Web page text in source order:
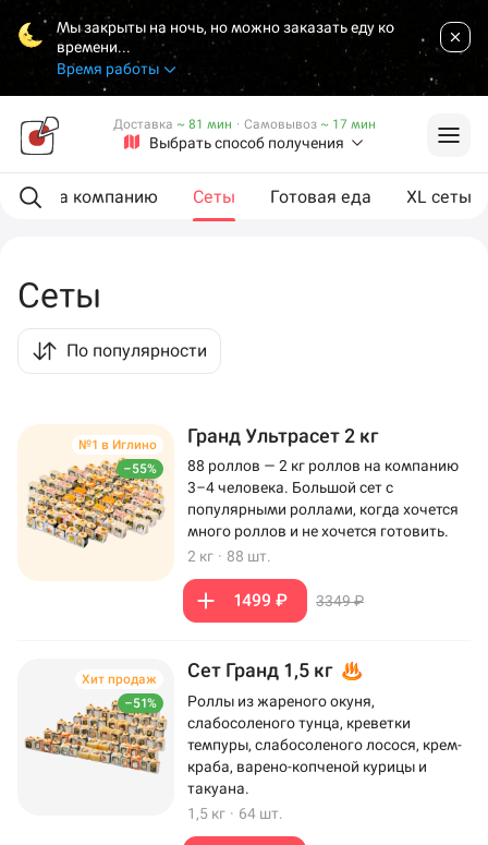
Мы закрыты на ночь, но можно заказать еду ко
времени...
Время работы
Выбрать способ получения
Доставка ~ 81 мин · Самовывоз ~ 17 мин
На компанию Сеты Готовая еда XL сеты
Сеты
По популярности
–55%
№1 в Иглино Гранд Ультрасет 2 кг
88 роллов — 2 кг роллов на компанию
3–4 человека. Большой сет с
популярными роллами, когда хочется
много роллов и не хочется готовить.
2 кг · 88 шт.
1499 ₽ 3349 ₽
–51%
Хит продаж Сет Гранд 1,5 кг
Роллы из жареного окуня,
слабосоленого тунца, креветки
темпуры, слабосоленого лосося, крем-
краба, варено-копченой курицы и
такуана.
1,5 кг · 64 шт.